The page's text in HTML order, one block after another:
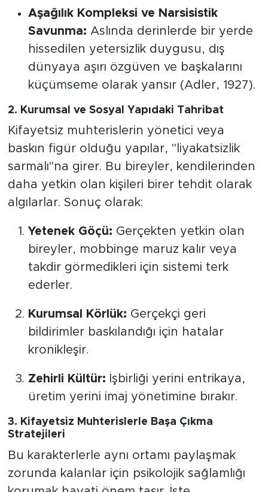
Aşağılık Kompleksi ve Narsisistik
Savunma: Aslında derinlerde bir yerde
hissedilen yetersizlik duygusu, dış
dünyaya aşırı özgüven ve başkalarını
küçümseme olarak yansır (Adler, 1927).
2. Kurumsal ve Sosyal Yapıdaki Tahribat
Kifayetsiz muhterislerin yönetici veya
baskın figür olduğu yapılar, "liyakatsizlik
sarmalı"na girer. Bu bireyler, kendilerinden
daha yetkin olan kişileri birer tehdit olarak
algılarlar. Sonuç olarak:
Yetenek Göçü: Gerçekten yetkin olan
bireyler, mobbinge maruz kalır veya
takdir görmedikleri için sistemi terk
ederler.
Kurumsal Körlük: Gerçekçi geri
bildirimler baskılandığı için hatalar
kronikleşir.
Zehirli Kültür: İşbirliği yerini entrikaya,
üretim yerini imaj yönetimine bırakır.
3. Kifayetsiz Muhterislerle Başa Çıkma
Stratejileri
Bu karakterlerle aynı ortamı paylaşmak
zorunda kalanlar için psikolojik sağlamlığı